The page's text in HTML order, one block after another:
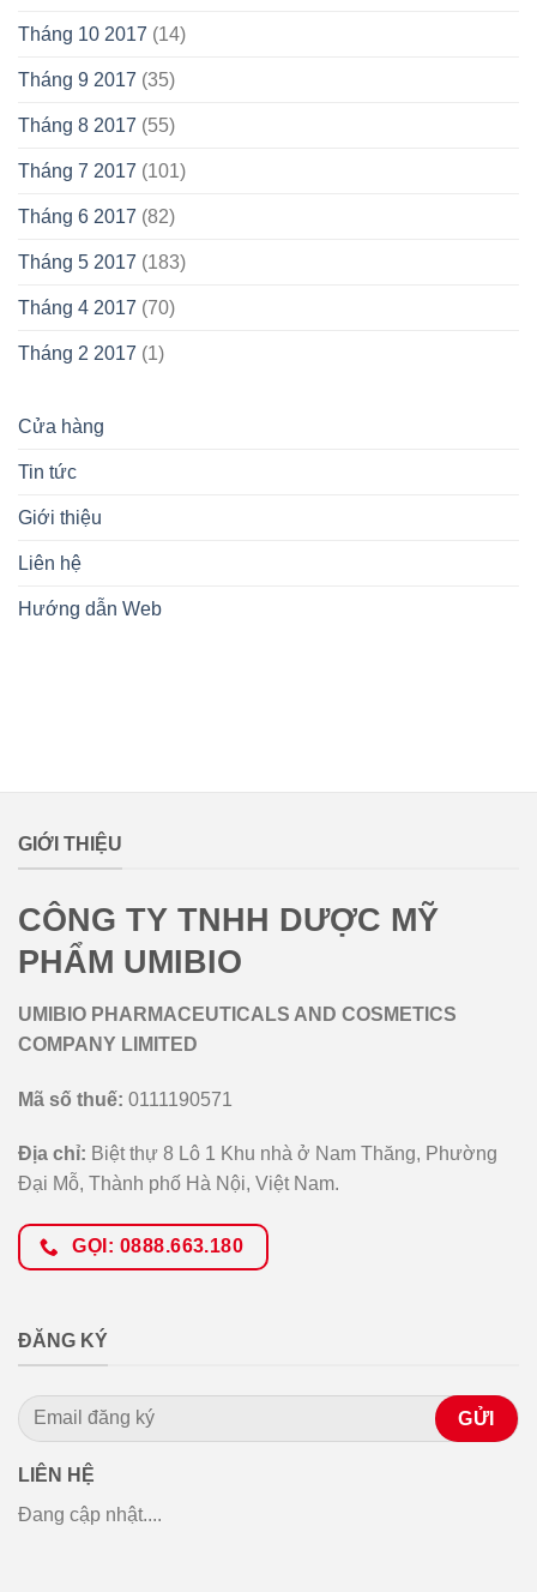
Tháng 10 2017 (14)
Tháng 9 2017 (35)
Tháng 8 2017 (55)
Tháng 7 2017 (101)
Tháng 6 2017 (82)
Tháng 5 2017 (183)
Tháng 4 2017 (70)
Tháng 2 2017 (1)
Cửa hàng
Tin tức
Giới thiệu
Liên hệ
Hướng dẫn Web
GIỚI THIỆU
CÔNG TY TNHH DƯỢC MỸ
PHẨM UMIBIO
UMIBIO PHARMACEUTICALS AND COSMETICS
COMPANY LIMITED
Mã số thuế: 0111190571
Địa chỉ: Biệt thự 8 Lô 1 Khu nhà ở Nam Thăng, Phường
Đại Mỗ, Thành phố Hà Nội, Việt Nam.
GỌI: 0888.663.180
ĐĂNG KÝ
LIÊN HỆ
Đang cập nhật....